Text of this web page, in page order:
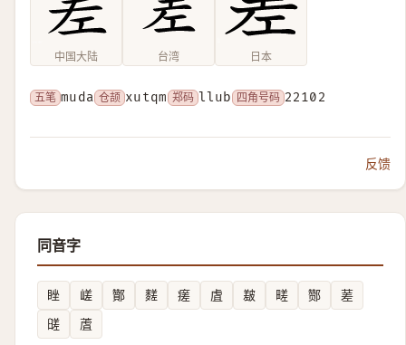
中国大陆 台湾 日本
五笔 muda 仓颉 xutqm 郑码 llub 四角号码 22102
反馈
同音字
睉 嵯 酇 䴾 瘥 虘 㿷 㽨 酂
蒫
䑘
蔖